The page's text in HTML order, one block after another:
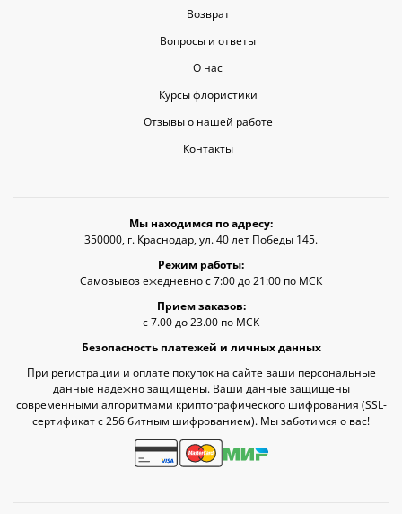
Возврат
Вопросы и ответы
О нас
Курсы флористики
Отзывы о нашей работе
Контакты
Мы находимся по адресу:
350000, г. Краснодар, ул. 40 лет Победы 145.
Режим работы:
Самовывоз ежедневно с 7:00 до 21:00 по МСК
Прием заказов:
с 7.00 до 23.00 по МСК
Безопасность платежей и личных данных
При регистрации и оплате покупок на сайте ваши персональные
данные надёжно защищены. Ваши данные защищены
современными алгоритмами криптографического шифрования (SSL-
сертификат c 256 битным шифрованием). Мы заботимся о вас!